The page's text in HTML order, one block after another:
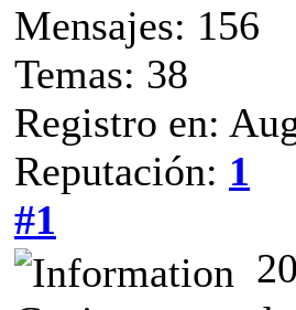
Mensajes: 156
Temas: 38
Registro en:
Reputación: 1
#1